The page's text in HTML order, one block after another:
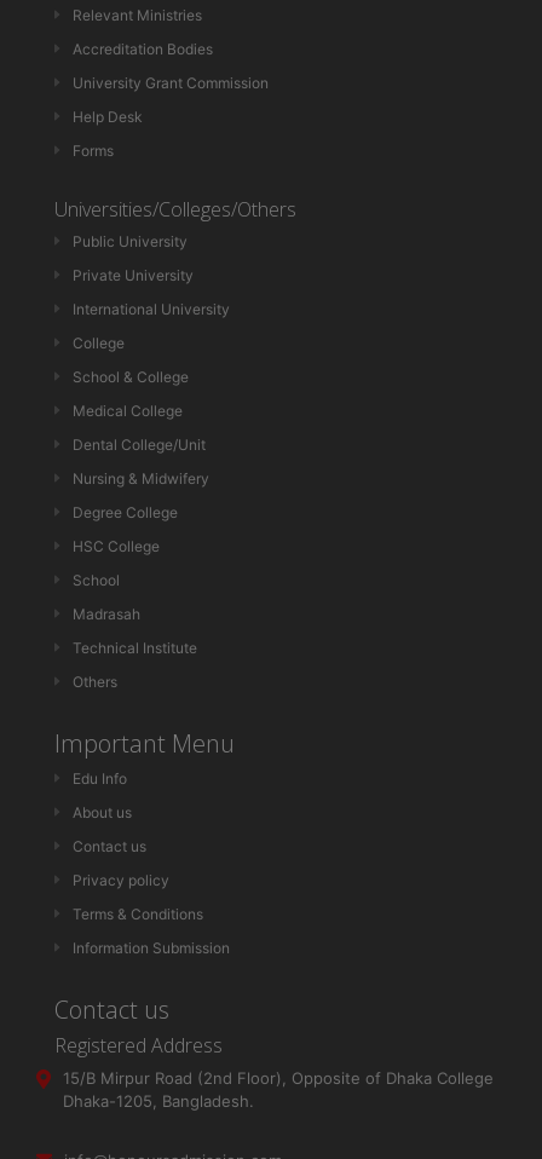
Relevant Ministries
Accreditation Bodies
University Grant Commission
Help Desk
Forms
Universities/Colleges/Others
Public University
Private University
International University
College
School & College
Medical College
Dental College/Unit
Nursing & Midwifery
Degree College
HSC College
School
Madrasah
Technical Institute
Others
Important Menu
Edu Info
About us
Contact us
Privacy policy
Terms & Conditions
Information Submission
Contact us
Registered Address
15/B Mirpur Road (2nd Floor), Opposite of Dhaka College
Dhaka-1205, Bangladesh.